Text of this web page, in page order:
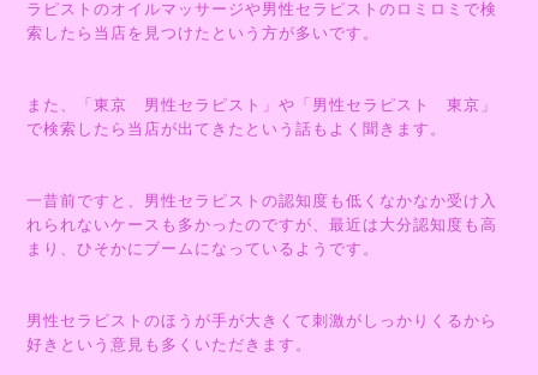
ラピストのオイルマッサージや男性セラピストのロミロミで検
索したら当店を見つけたという方が多いです。
また、「東京 男性セラピスト」や「男性セラピスト 東京」
で検索したら当店が出てきたという話もよく聞きます。
一昔前ですと、男性セラピストの認知度も低くなかなか受け入
れられないケースも多かったのですが、最近は大分認知度も高
まり、ひそかにブームになっているようです。
男性セラピストのほうが手が大きくて刺激がしっかりくるから
好きという意見も多くいただきます。